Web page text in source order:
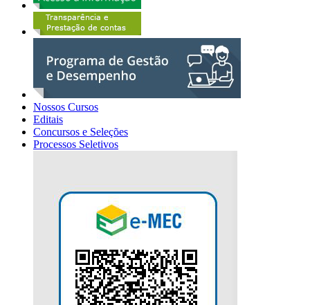
Nossos Cursos
Editais
Concursos e Seleções
Processos Seletivos